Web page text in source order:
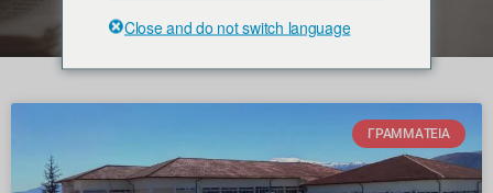
ΓΡΑΜΜΑΤΕΊΑ
Close and do not switch language